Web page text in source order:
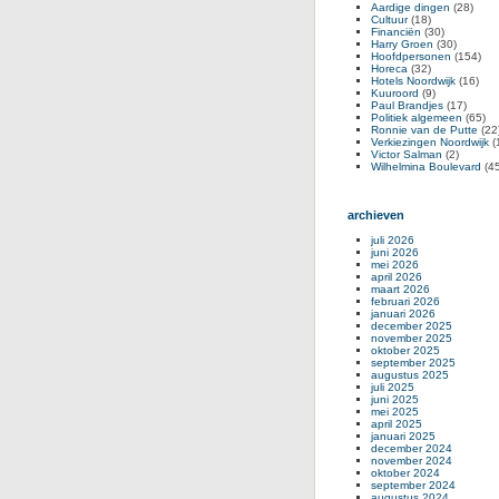
Aardige dingen (28)
Cultuur(18)
Financiën (30)
Harry Groen (30)
Hoofdpersonen (154)
Horeca (32)
Hotels Noordwijk (16)
Kuuroord (9)
Paul Brandjes (17)
Politiek algemeen (65)
Ronnie van de Putte
Verkiezingen Noordwijk
Victor Salman (2)
Wilhelmina Boulevard
archieven
juli 2026
juni 2026
mei 2026
april 2026
maart 2026
februari 2026
januari 2026
december 2025
november 2025
oktober 2025
september 2025
augustus 2025
juli 2025
juni 2025
mei 2025
april 2025
januari 2025
december 2024
november 2024
oktober 2024
september 2024